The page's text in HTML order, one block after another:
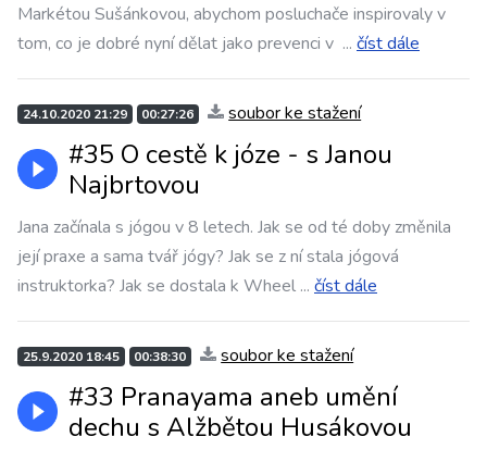
Markétou Sušánkovou, abychom posluchače inspirovaly v
tom, co je dobré nyní dělat jako prevenci v ... číst dále
24.10.2020 21:29 00:27:26 soubor ke stažení
#35 O cestě k józe - s Janou
Najbrtovou
Jana začínala s jógou v 8 letech. Jak se od té doby změnila
její praxe a sama tvář jógy? Jak se z ní stala jógová
instruktorka? Jak se dostala k Wheel ... číst dále
25.9.2020 18:45 00:38:30 soubor ke stažení
#33 Pranayama aneb umění
dechu s Alžbětou Husákovou